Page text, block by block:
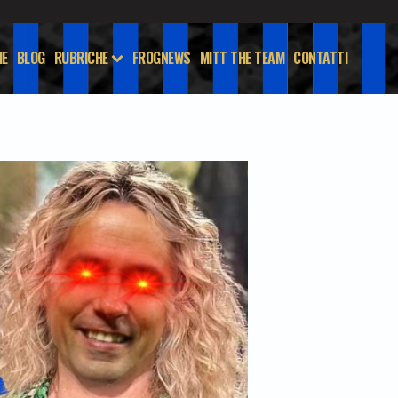
BLOG RUBRICHE FROGNEWS MITT THE TEAM CONTATTI